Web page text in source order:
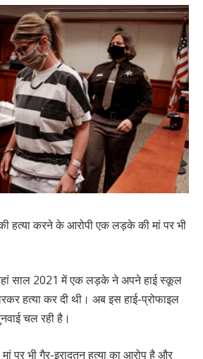
हत्या करने के आरोपी एक लड़के की मां पर भी
साल 2021 में एक लड़के ने अपने हाई स्कूल
हत्या कर दी थी। अब इस हाई-प्रोफाइल
चल रही है।
पर भी गैर-इरादतन हत्या का आरोप है और